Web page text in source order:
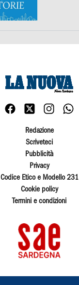
Redazione
Scriveteci
Pubblicità
Privacy
Codice Etico e Modello 231
Cookie policy
Termini e condizioni